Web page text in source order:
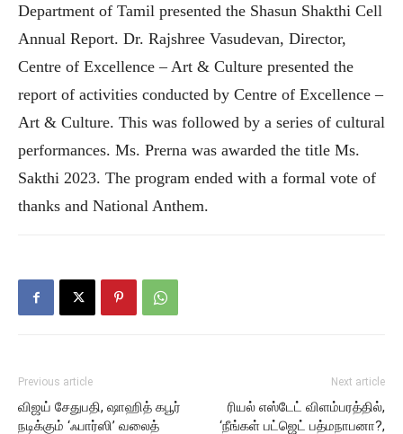
Department of Tamil presented the Shasun Shakthi Cell
Annual Report. Dr. Rajshree Vasudevan, Director,
Centre of Excellence – Art & Culture presented the
report of activities conducted by Centre of Excellence –
Art & Culture. This was followed by a series of cultural
performances. Ms. Prerna was awarded the title Ms.
Sakthi 2023. The program ended with a formal vote of
thanks and National Anthem.
Previous article
விஜய் சேதுபதி, ஷாஹித் கபூர்
நடிக்கும் ‘ஃபார்ஸி’ வலைத்
Next article
ரியல் எஸ்டேட் விளம்பரத்தில்,
‘நீங்கள் பட்ஜெட் பத்மநாபனா?,